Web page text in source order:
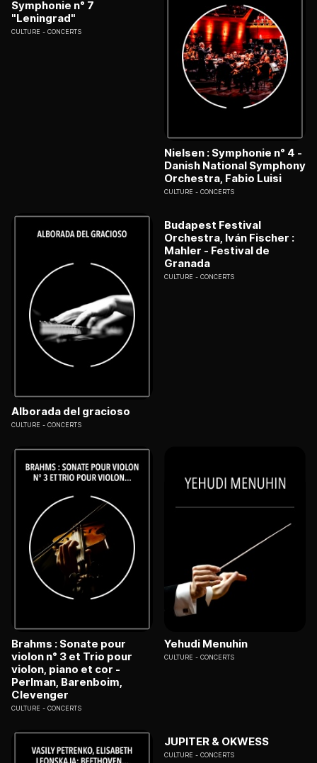
Symphonie n° 7
"Leningrad"
CULTURE CONCERTS
Nielsen : Symphonie n° 4 -
Danish National Symphony
Orchestra, Fabio Luisi
CULTURE CONCERTS
Alborada del gracioso
CULTURE CONCERTS
Budapest Festival
Orchestra, Iván Fischer :
Mahler - Festival de
Granada
CULTURE CONCERTS
Brahms : Sonate pour
violon n° 3 et Trio pour
violon, piano et cor -
Perlman, Barenboim,
Clevenger
CULTURE CONCERTS
Yehudi Menuhin
CULTURE CONCERTS
JUPITER & OKWESS
CULTURE CONCERTS